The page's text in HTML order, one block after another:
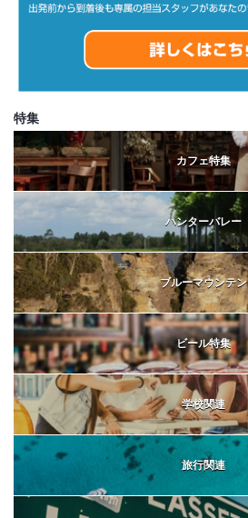
特集
カフェ特集
ハンターバレー
ブルーマウンテン
ビール特集
学校関連
旅行関連